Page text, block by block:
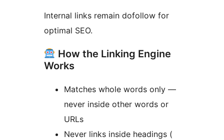
Internal links remain dofollow for
optimal SEO.
How the Linking Engine
Works
Matches whole words only —
never inside other words or
URLs
Never links inside headings (